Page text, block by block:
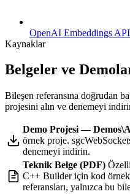
OpenAI Embeddings API
Kaynaklar
Belgeler ve
Bileşen referansına doğrudan
projesini alın ve denemeyi
Demo Projesi —
örnek proje.
denemeyi indirin.
Teknik Belge (PDF)
C++ Builder için kod
referansları, yalnızca bu